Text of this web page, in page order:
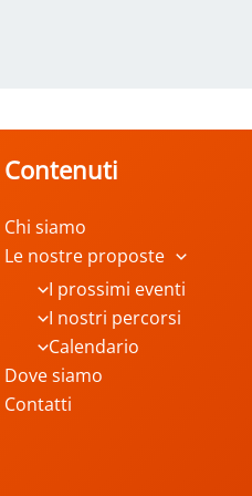
Contenuti
Chi siamo
Le nostre proposte
I prossimi eventi
I nostri percorsi
Calendario
Dove siamo
Contatti